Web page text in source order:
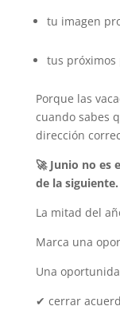
tu imagen
tus próximos
Porque las
cuando sabes
dirección
🚀 Junio no es
de la siguiente.
La mitad del
Marca una
Una
✔ cerrar